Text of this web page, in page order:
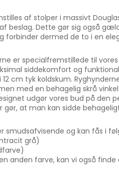
af stolper i massivt
beslag. Dette gør sig også
forbinder dermed de to i en
er specialfremstillede til
siddekomfort og
cm tyk koldskum.
med en behagelig skrå
udgør vores bud på den
gør, at man kan sidde
smudsafvisende og kan fås i
grå)
anden farve, kan vi også finde